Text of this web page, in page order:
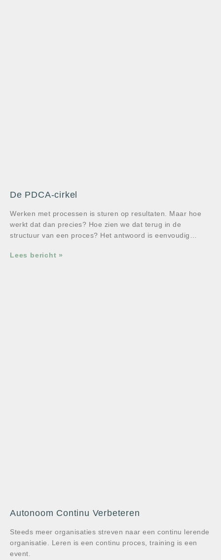
De PDCA-cirkel
Werken met processen is sturen op resultaten. Maar hoe
werkt dat dan precies? Hoe zien we dat terug in de
structuur van een proces? Het antwoord is eenvoudig…
Lees bericht »
Autonoom Continu Verbeteren
Steeds meer organisaties streven naar een continu lerende
organisatie. Leren is een continu proces, training is een
event.